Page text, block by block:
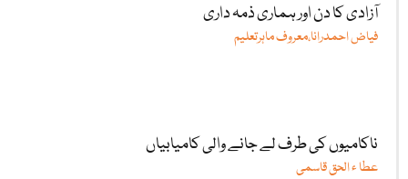
آزادی کا دن اور ہماری ذمہ داری
فیاض احمدرانا،معروف ماہرتعلیم
ناکامیوں کی طرف لے جانے والی کامیابیاں
عطا ء الحق قاسمی